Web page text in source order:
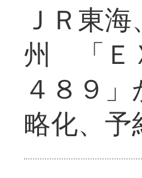
ＪＲ東
州 「Ｅ
４８９
略化、